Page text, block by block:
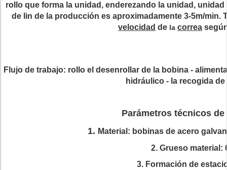
rollo que forma la unidad, enderezando la unidad,
de lin de la producción es aproximadamente 3-5m/
velocidad de la correa
Flujo de trabajo: rollo el desenrollar de la bobina -
hidráulico - la recogida
Parámetros técnicos
1. Material: bobinas de acero
2. Grueso material:
3. Formación de